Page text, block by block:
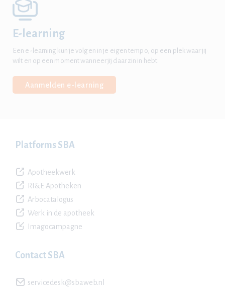
E-learning
Een e-learning kun je volgen in je eigen tempo, op een plek waar jij
wilt en op een moment wanneer jij daar zin in hebt.
Aanmelden e-learning
Platforms SBA
Apotheekwerk
RI&E Apotheken
Arbocatalogus
Werk in de apotheek
Imagocampagne
Contact SBA
servicedesk@sbaweb.nl